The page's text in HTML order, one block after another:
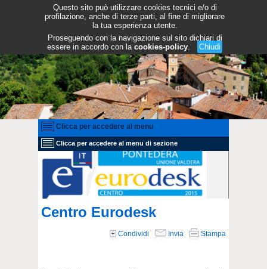
Questo sito può utilizzare cookies tecnici e/o di
profilazione, anche di terze parti, al fine di migliorare
la tua esperienza utente.
Proseguendo con la navigazione sul sito dichiari di
essere in accordo con la cookies-policy. Chiudi
Clicca per accedere al menu
Clicca per accedere al menu di sezione
Centro Eurodesk
Condividi Invia Stampa